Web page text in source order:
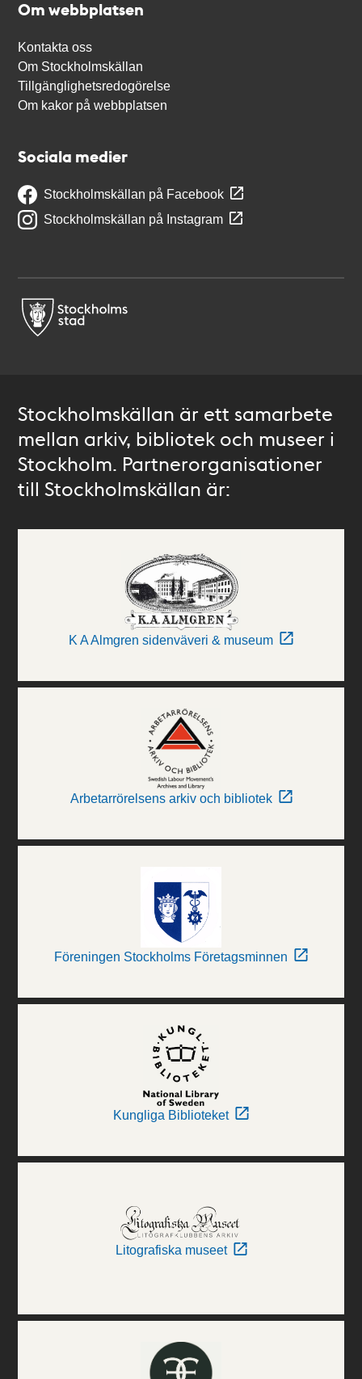
Om webbplatsen
Kontakta oss
Om Stockholmskällan
Tillgänglighetsredogörelse
Om kakor på webbplatsen
Sociala medier
Stockholmskällan på Facebook
Stockholmskällan på Instagram
Stockholmskällan är ett samarbete
mellan arkiv, bibliotek och museer i
Stockholm. Partnerorganisationer
till Stockholmskällan är:
K A Almgren sidenväveri & museum
Arbetarrörelsens arkiv och bibliotek
Föreningen Stockholms Företagsminnen
Kungliga Biblioteket
Litografiska museet